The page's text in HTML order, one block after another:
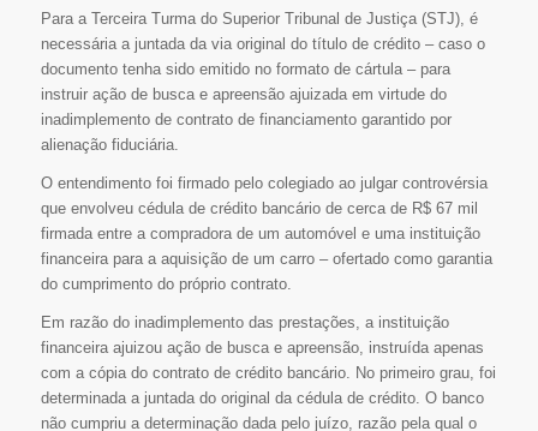
Para a Terceira Turma do Superior Tribunal de Justiça (STJ), é
necessária a juntada da via original do título de crédito – caso o
documento tenha sido emitido no formato de cártula – para
instruir ação de busca e apreensão ajuizada em virtude do
inadimplemento de contrato de financiamento garantido por
alienação fiduciária.
O entendimento foi firmado pelo colegiado ao julgar controvérsia
que envolveu cédula de crédito bancário de cerca de R$ 67 mil
firmada entre a compradora de um automóvel e uma instituição
financeira para a aquisição de um carro – ofertado como garantia
do cumprimento do próprio contrato.
Em razão do inadimplemento das prestações, a instituição
financeira ajuizou ação de busca e apreensão, instruída apenas
com a cópia do contrato de crédito bancário. No primeiro grau, foi
determinada a juntada do original da cédula de crédito. O banco
não cumpriu a determinação dada pelo juízo, razão pela qual o